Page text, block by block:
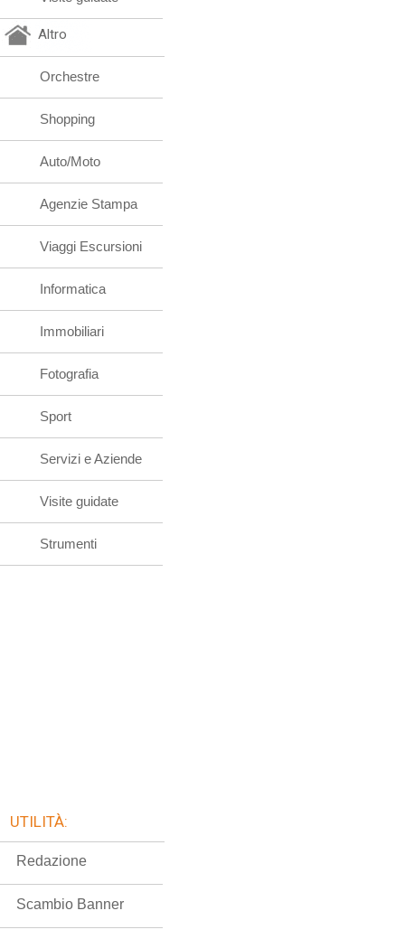
Altro
Orchestre
Shopping
Auto/Moto
Agenzie Stampa
Viaggi Escursioni
Informatica
Immobiliari
Fotografia
Sport
Servizi e Aziende
Visite guidate
Strumenti
UTILITÀ:
Redazione
Scambio Banner